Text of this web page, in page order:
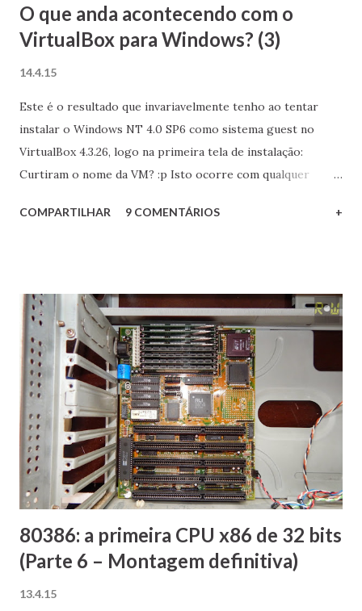
O que anda acontecendo com o
VirtualBox para Windows? (3)
14.4.15
Este é o resultado que invariavelmente tenho ao tentar
instalar o Windows NT 4.0 SP6 como sistema guest no
VirtualBox 4.3.26, logo na primeira tela de instalação:
Curtiram o nome da VM? :p Isto ocorre com qualquer
guest (I/O APIC, VT-X, entre várias outras) e em duas
Pesquisando sobre este problema específico não encontrei
nada de conclusivo, recorrentes mesmo são as queixas
sobre a suposta queda no controle de qualidade do
software – muitos dizem que foi a partir da versão 4.3.14
que a coisa começou a degringolar de vez. Bem, sempre
gostei muito do VirtualBox e o utilizo desde os tempos da
InnoTek, mas ultimamente anda difícil a convivência com o
software (veja o meu histórico recente de problemas no
final da postagem), o que é uma pena. Por conta di...
COMPARTILHAR 9 COMENTÁRIOS +
80386: a primeira CPU x86 de 32 bits
(Parte 6 – Montagem definitiva)
13.4.15